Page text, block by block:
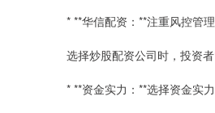
* **华信配资：**注重风控管
选择炒股配资公司时，投资
* **资金实力：**选择资金实